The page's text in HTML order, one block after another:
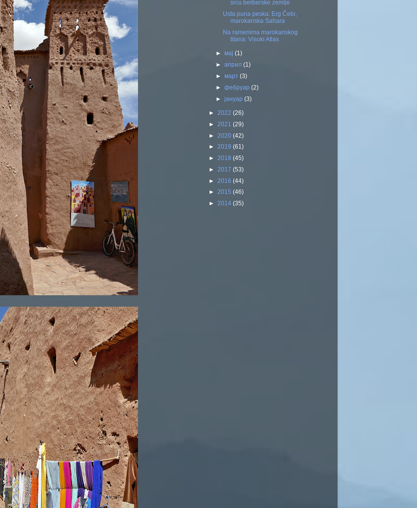
srcu berberske zemlje
Usta puna peska: Erg Čebi,
marokanska Sahara
Na ramenima marokanskog
titana: Visoki Atlas
► мај(1)
►април(1)
► март(3)
►фебруар(2)
►јануар(3)
► 2022 (26)
► 2021 (29)
► 2020 (42)
► 2019 (61)
► 2018 (45)
► 2017 (53)
► 2016 (44)
► 2015 (46)
► 2014 (35)